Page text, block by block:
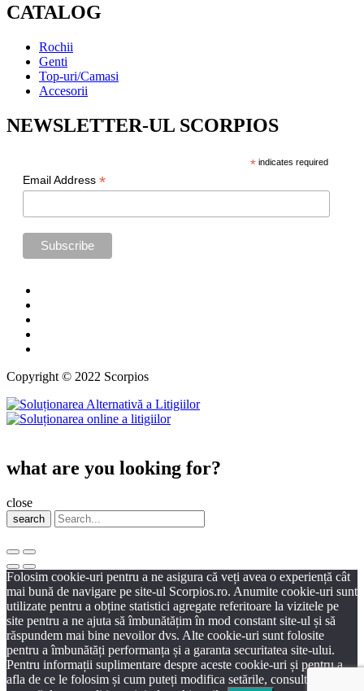
CATALOG
Rochii
Genti
Top-uri/Camasi
Accesorii
NEWSLETTER-UL SCORPIOS
* indicates required
Email Address *
Copyright © 2022 Scorpios
what are you looking for?
close
search
Folosim cookie-uri pentru a ne asigura că veți avea o experiență cât
mai bună de navigare pe site-ul Scorpios.ro. Anumite cookie-uri sunt
utilizate pentru a obține statistici agregate referitoare la vizitele pe
site pentru a ne ajuta să îmbunătățim în mod constant site-ul și să
răspundem mai bine nevoilor dvs. Alte cookie-uri sunt folosite
pentru a îmbunătăți performanța și a garanta securitatea site-ului.
Pentru informații suplimentare despre aceste cookie-uri și pentru a
afla de ce le folosim și cum puteți modifica setările, consultați pagina